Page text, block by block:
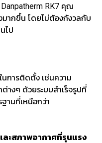
RK7 คุณ
มากขึ้น โดยไม่ต้องกังวลกับ
ไป
การติดตั้ง เช่นความ
างๆ ด้วยระบบสำเร็จรูปที่
ฐานที่เหนือกว่า
ะสภาพอากาศที่รุนแรง